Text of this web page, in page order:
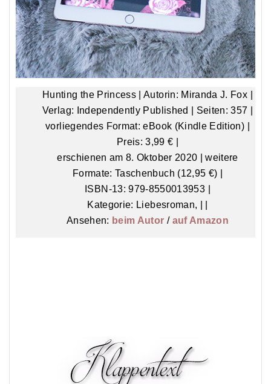
Hunting the Princess | Autorin: Miranda J. Fox |
Verlag: Independently Published | Seiten: 357 |
vorliegendes Format: eBook (Kindle Edition) |
Preis: 3,99 € |
erschienen am 8. Oktober 2020
| weitere
Formate: Taschenbuch (12,95 €) |
ISBN-13:979-8550013953
Kategorie: Liebesroman,
Ansehen: beim Autor / auf Amazon